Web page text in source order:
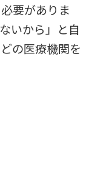
要がありま
いから」と自
の医療機関を